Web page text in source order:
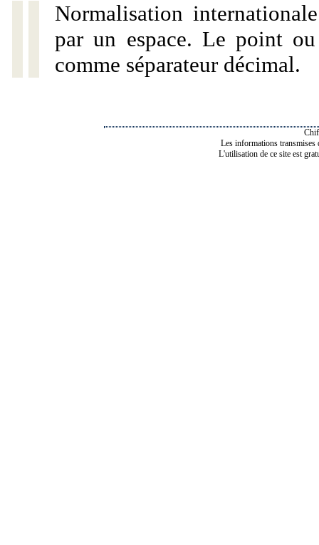
Normalisation
par un espace. Le point
comme séparateur décimal.
Les informations transmises
L'utilisation de ce site est